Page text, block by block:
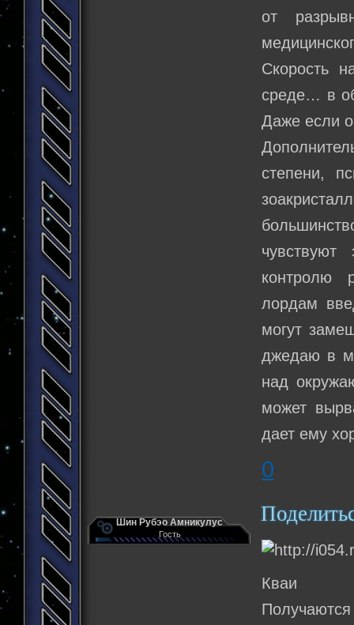
от
Скорость
среде… в
Даже если
степени,
контролю
лордам
могут
джедаю в
над
может
дает ему
0
Шин Рубэо Амникулус
Гость
Кваи